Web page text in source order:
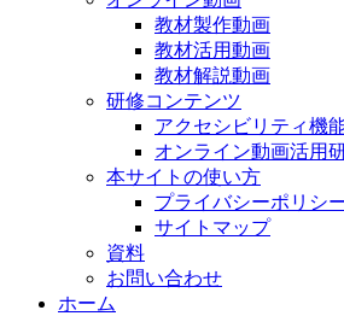
教材製作動画
教材活用動画
教材解説動画
研修コンテンツ
アクセシビリティ機
オンライン動画活用
本サイトの使い方
プライバシーポリシ
サイトマップ
資料
お問い合わせ
ホーム